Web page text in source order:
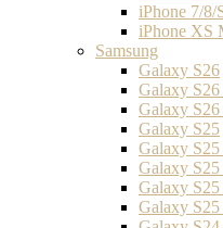
iPhone 7/8/
iPhone XS
Samsung
Galaxy S26
Galaxy S26
Galaxy
Galaxy S25
Galaxy S25
Galaxy S25
Galaxy S25
Galaxy